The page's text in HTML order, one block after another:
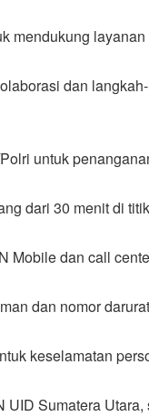
mendukung
dan
untuk
dari 30 menit di
Mobile dan call
dan nomor
keselamatan
Sumatera